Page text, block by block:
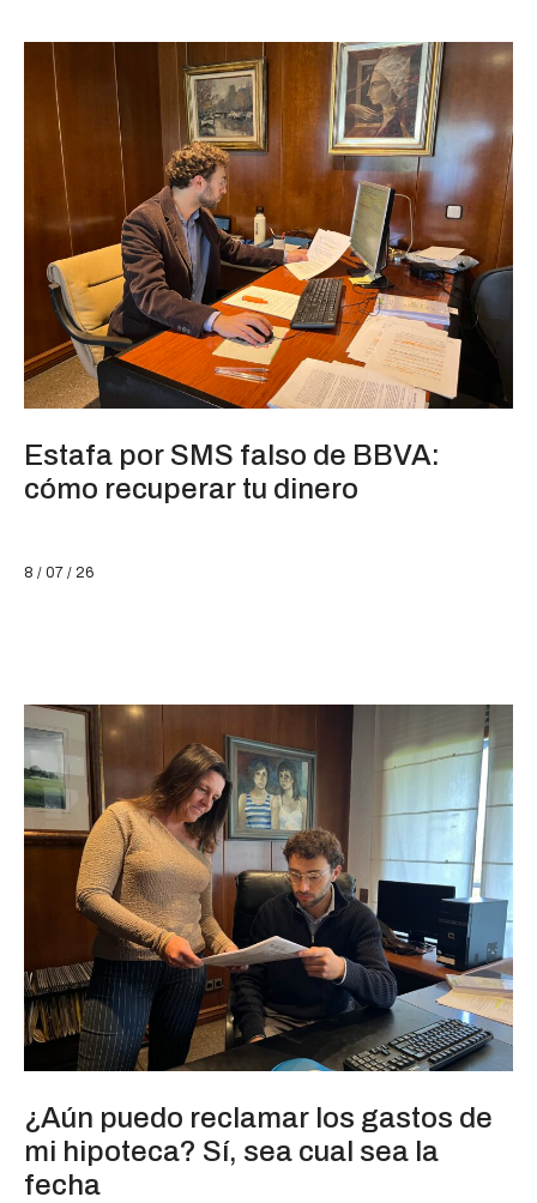
Estafa por SMS falso de BBVA:
cómo recuperar tu dinero
8 / 07 / 26
¿Aún puedo reclamar los gastos de
mi hipoteca? Sí, sea cual sea la
fecha